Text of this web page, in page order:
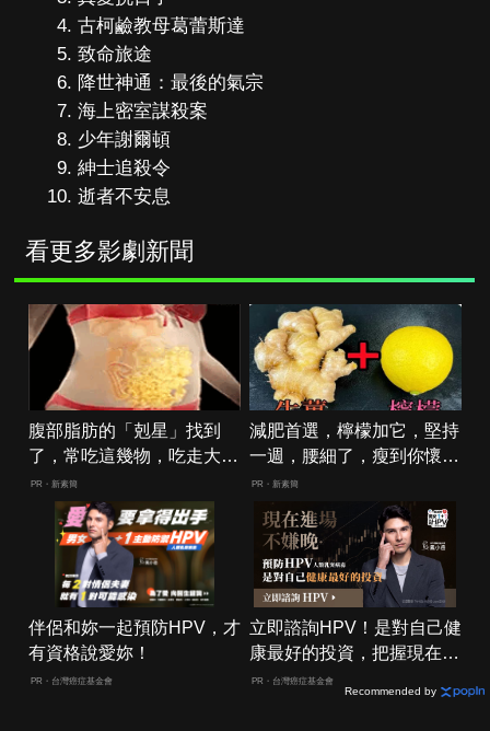
古柯鹼教母葛蕾斯達
致命旅途
降世神通：最後的氣宗
海上密室謀殺案
少年謝爾頓
紳士追殺令
逝者不安息
看更多影劇新聞
腹部脂肪的「剋星」找到
了，常吃這幾物，吃走大肚
囊，瘦出小蠻腰
PR・新素簡
減肥首選，檸檬加它，堅持
一週，腰細了，瘦到你懷疑
人生
PR・新素簡
伴侶和妳一起預防HPV，才
有資格說愛妳！
PR・台灣癌症基金會
立即諮詢HPV！是對自己健
康最好的投資，把握現在不
嫌晚！
PR・台灣癌症基金會
Recommended by